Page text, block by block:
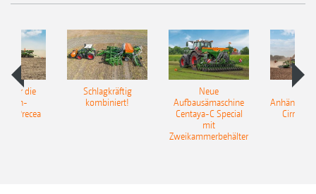
für die
Precea
Schlagkräftig
kombiniert!
Neue
Aufbausämaschine
Centaya-C Special
mit
Zweikammerbehälter
Cirrus